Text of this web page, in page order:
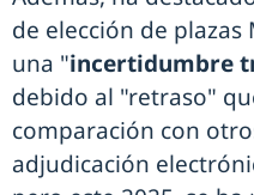
de elección de
una "incertidumbre
debido al "retraso"
comparación con
adjudicación